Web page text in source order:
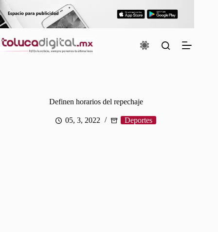
Saltar
al
contenido
Definen horarios del repechaje
05, 3, 2022 Deportes